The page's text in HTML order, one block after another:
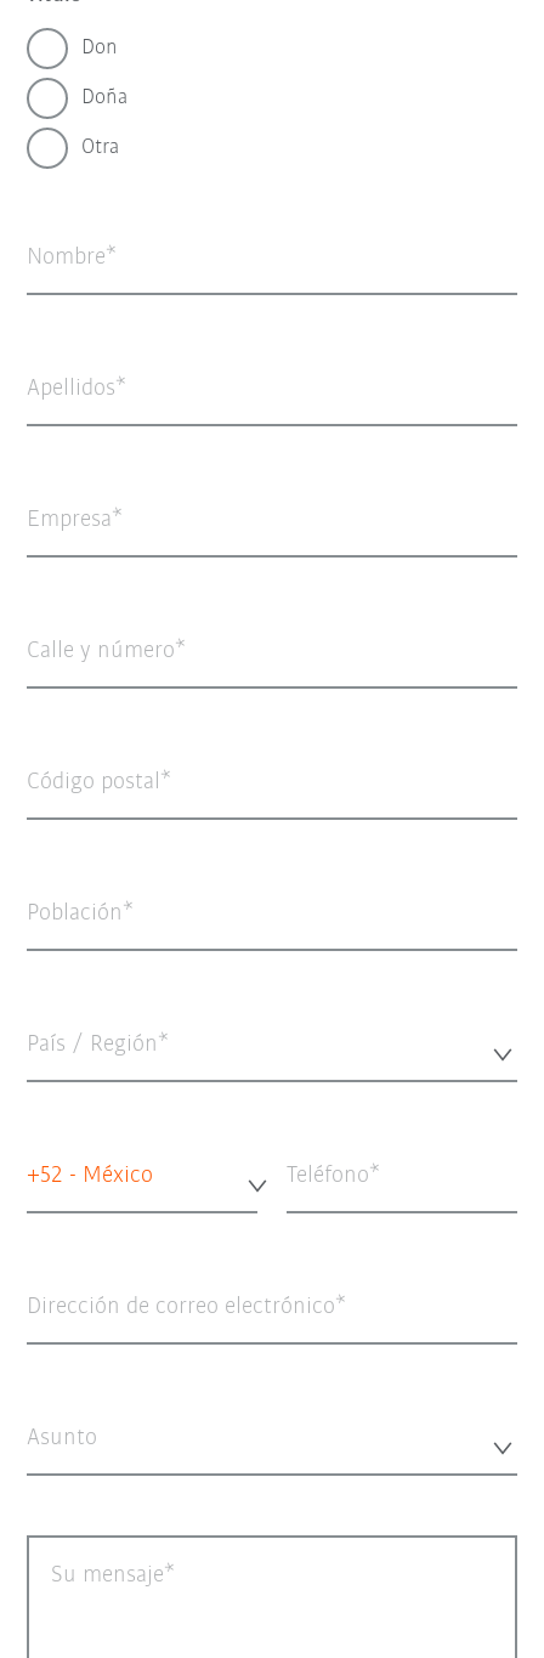
Don
Doña
Otra
Nombre
Apellidos
Empresa
Calle y número
Código postal
Población
País / Región*
+52 - México Teléfono
Dirección de correo electrónico
Asunto
Su mensaje